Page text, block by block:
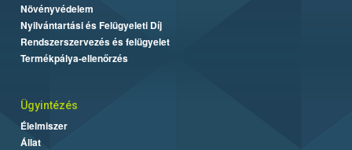
Növényvédelem
Nyilvántartási és Felügyeleti Díj
Rendszerszervezés és felügyelet
Termékpálya-ellenőrzés
Ügyintézés
Élelmiszer
Állat